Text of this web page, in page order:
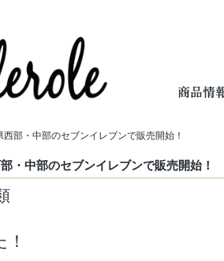
部・中部のセブンイレブンで販売開始！
・中部のセブンイレブンで販売開始！